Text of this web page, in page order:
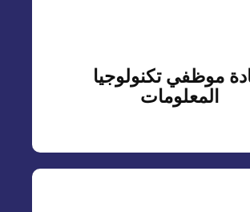
موظفي تكنولوجيا
المعلومات